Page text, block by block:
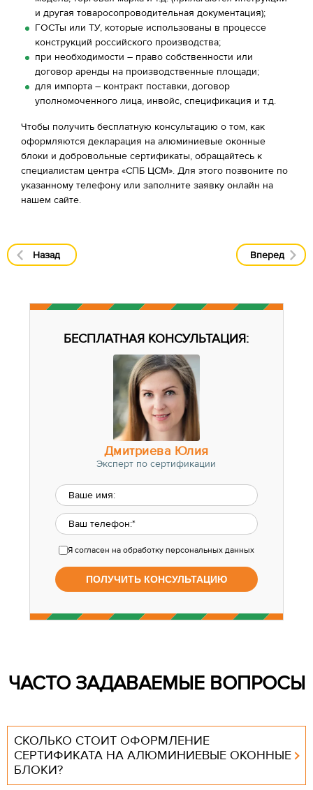
и другая товаросопроводительная документация);
ГОСТы или ТУ, которые использованы в процессе
конструкций российского производства;
при необходимости – право собственности или
договор аренды на производственные площади;
для импорта – контракт поставки, договор
уполномоченного лица, инвойс, спецификация и т.д.
Чтобы получить бесплатную консультацию о том, как
оформляются декларация на алюминиевые оконные
блоки и добровольные сертификаты, обращайтесь к
специалистам центра «СПБ ЦСМ». Для этого позвоните по
указанному телефону или заполните заявку онлайн на
нашем сайте.
Назад Вперед
БЕСПЛАТНАЯ КОНСУЛЬТАЦИЯ:
Дмитриева Юлия
Эксперт по сертификации
Я согласен на обработку персональных данных
ЧАСТО ЗАДАВАЕМЫЕ ВОПРОСЫ
СКОЛЬКО СТОИТ ОФОРМЛЕНИЕ
СЕРТИФИКАТА НА АЛЮМИНИЕВЫЕ ОКОННЫЕ
БЛОКИ?